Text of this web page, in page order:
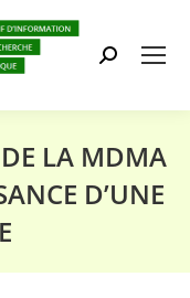
Search:
DE LA MDMA
D’UNE